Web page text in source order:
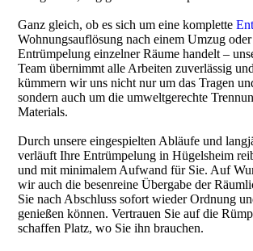
Ganz gleich, ob es sich um eine komplette
Wohnungsauflösung nach einem Umzug
Entrümpelung einzelner Räume handelt –
Team übernimmt alle Arbeiten zuverlässig
kümmern wir uns nicht nur um das Tragen
sondern auch um die umweltgerechte
Materials.
Durch unsere eingespielten Abläufe und
verläuft Ihre Entrümpelung in Hügelsheim
und mit minimalem Aufwand für Sie. Auf
wir auch die besenreine Übergabe der
Sie nach Abschluss sofort wieder Ordnung
genießen können. Vertrauen Sie auf die
schaffen Platz, wo Sie ihn brauchen.